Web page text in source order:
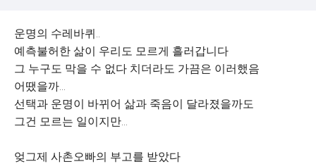
운명의 수레바퀴..
예측불허한 삶이 우리도 모르게 흘러갑니다
그 누구도 막을 수 없다 치더라도 가끔은 이러했음
어땠을까...
선택과 운명이 바뀌어 삶과 죽음이 달라졌을까도
그건 모르는 일이지만...
엊그제 사촌오빠의 부고를 받았다